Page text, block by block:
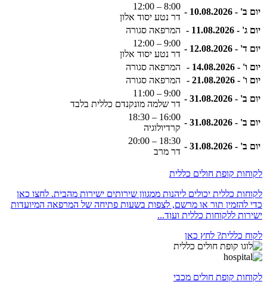
יום ב' - 10.08.2026 -
8:00 – 12:00
דר נטע יסוד אלון
יום ג' - 11.08.2026 -
המרפאה סגורה
יום ד' - 12.08.2026 -
9:00 – 12:00
דר נטע יסוד אלון
יום ו' - 14.08.2026 -
המרפאה סגורה
יום ו' - 21.08.2026 -
המרפאה סגורה
יום ב' - 31.08.2026 -
9:00 – 11:00
דר שלמה מונקנדם כללית בלבד
יום ב' - 31.08.2026 -
16:00 – 18:30
קרדיולוגיה
יום ב' - 31.08.2026 -
18:30 – 20:00
דר מרב
לקוחות קופת חולים כללית
לקוחות כללית יכולים ליהנות ממגוון שירותים ישירות מהבית. לחצו כאן
כדי להזמין תור או מרשם, לצפות בשעות פתיחה של המרפאה המיועדות
ישירות ללקוחות כללית ועוד...
לקוח כללית? לחץ כאן
לקוחות קופת חולים מכבי